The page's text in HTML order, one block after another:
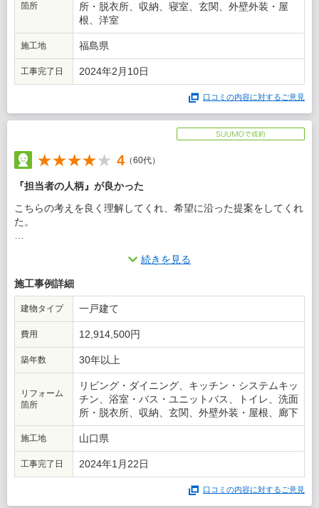
箇所
所・脱衣所、収納、寝室、玄関、外壁外装・屋
根、洋室
施工地 福島県
工事完了日 2024年2月10日
口コミの内容に対するご意見
4 （60代）
『担当者の人柄』が良かった
こちらの考えを良く理解してくれ、希望に沿った提案をしてくれ
た。
で選びました。
続きを見る
施工事例詳細
建物タイプ 一戸建て
費用 12,914,500円
築年数 30年以上
リフォーム
箇所
リビング・ダイニング、キッチン・システムキッ
チン、浴室・バス・ユニットバス、トイレ、洗面
所・脱衣所、収納、玄関、外壁外装・屋根、廊下
施工地 山口県
工事完了日 2024年1月22日
口コミの内容に対するご意見